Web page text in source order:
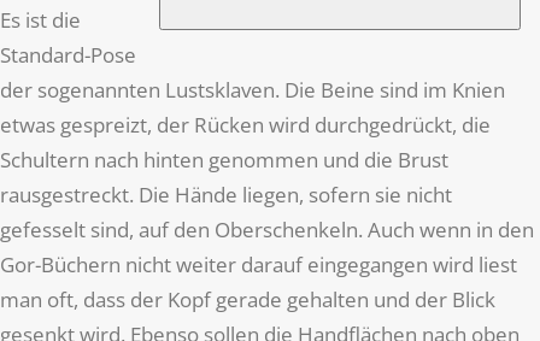
Es ist die
Standard-Pose
der sogenannten Lustsklaven. Die Beine sind im Knien
etwas gespreizt, der Rücken wird durchgedrückt, die
Schultern nach hinten genommen und die Brust
rausgestreckt. Die Hände liegen, sofern sie nicht
gefesselt sind, auf den Oberschenkeln. Auch wenn in den
Gor-Büchern nicht weiter darauf eingegangen wird liest
man oft, dass der Kopf gerade gehalten und der Blick
gesenkt wird. Ebenso sollen die Handflächen nach oben